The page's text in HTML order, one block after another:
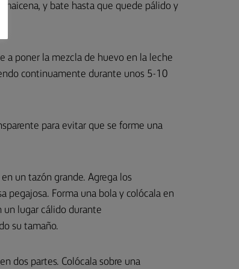
maicena, y bate hasta que quede pálido y
a poner la mezcla de huevo en la leche
continuamente durante unos 5-10
para evitar que se forme una
un tazón grande. Agrega los
pegajosa. Forma una bola y colócala en
un lugar cálido durante
su tamaño.
dos partes. Colócala sobre una